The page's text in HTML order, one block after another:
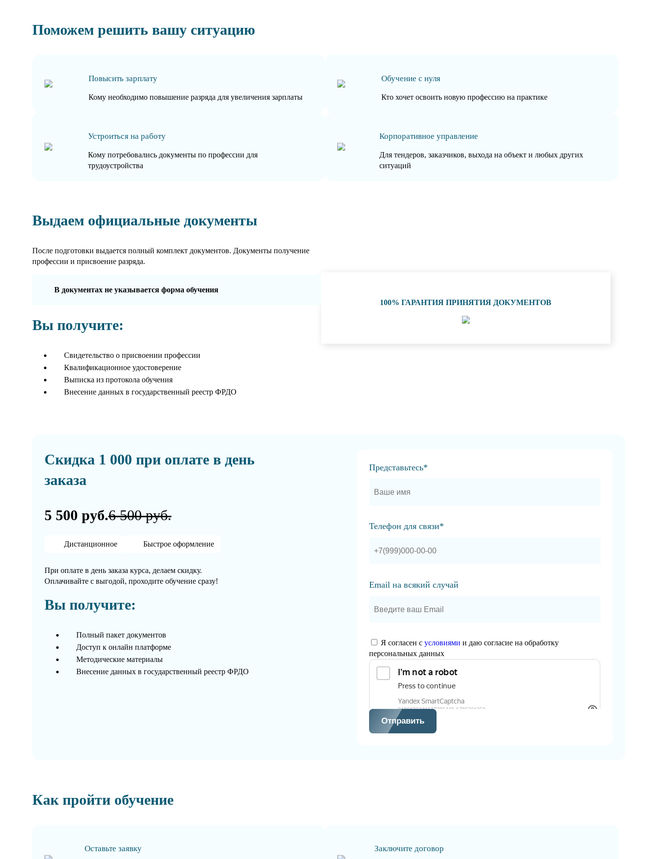
Поможем решить вашу ситуацию
Повысить зарплату
Кому необходимо повышение разряда для увеличения зарплаты
Обучение с нуля
Кто хочет освоить новую профессию на практике
Устроиться на работу
Кому потребовались документы по профессии для
трудоустройства
Корпоративное управление
Для тендеров, заказчиков, выхода на объект и любых других
ситуаций
Выдаем официальные документы
После подготовки выдается полный комплект документов. Документы получение
профессии и присвоение разряда.
В документах не указывается форма обучения
Вы получите:
Свидетельство о присвоении профессии
Квалификационное удостоверение
Выписка из протокола обучения
Внесение данных в государственный реестр ФРДО
100% ГАРАНТИЯ ПРИНЯТИЯ ДОКУМЕНТОВ
Скидка 1 000 при оплате в день
заказа
5 500 руб.6 500 руб.
Дистанционное Быстрое оформление
При оплате в день заказа курса, делаем скидку.
Оплачивайте с выгодой, проходите обучение сразу!
Вы получите:
Полный пакет документов
Доступ к онлайн платформе
Методические материалы
Внесение данных в государственный реестр ФРДО
Представьтесь*
Телефон для связи*
Email на всякий случай
Я согласен сусловиями и даю согласие на обработку
персональных данных
Отправить
Как пройти обучение
Оставьте заявку Заключите договор